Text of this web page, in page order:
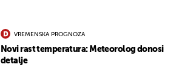
VREMENSKA PROGNOZA
Novi rast temperatura: Meteorolog donosi
detalje